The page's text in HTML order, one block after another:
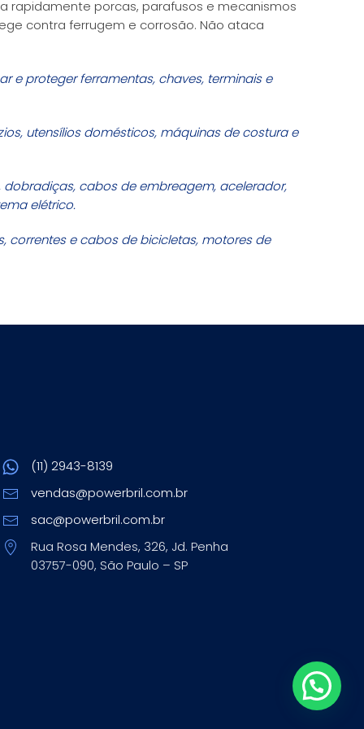
rapidamente porcas, parafusos e mecanismos
contra ferrugem e corrosão. Não ataca
e proteger ferramentas, chaves, terminais e
utensílios domésticos, máquinas de costura e
cabos de embreagem, acelerador,
elétrico.
correntes e cabos de bicicletas, motores de
(11) 2943-8139
vendas@powerbril.com.br
sac@powerbril.com.br
Rua Rosa Mendes, 326, Jd. Penha
03757-090, São Paulo – SP